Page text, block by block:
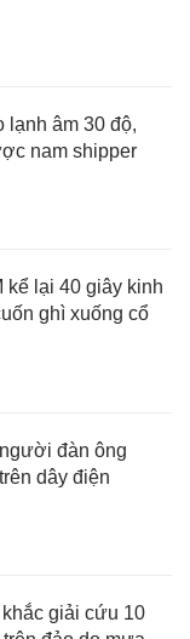
lạnh âm 30 độ,
nam shipper
kể lại 40 giây kinh
ghì xuống cổ
đàn ông
dây điện
giải cứu 10